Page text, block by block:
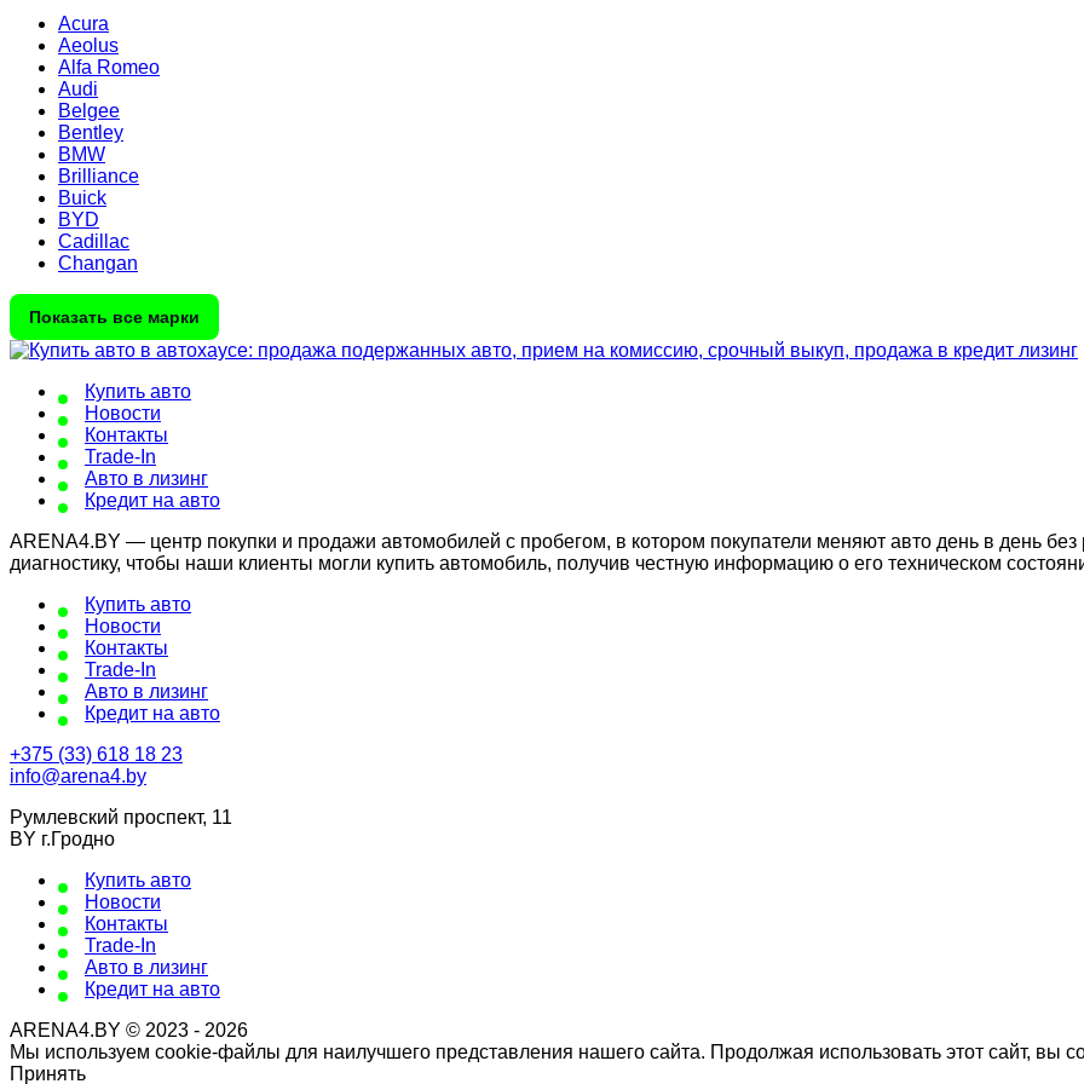
Acura
Aeolus
Alfa Romeo
Audi
Belgee
Bentley
BMW
Brilliance
Buick
BYD
Cadillac
Changan
Показать все марки
Купить авто
Новости
Контакты
Trade-In
Авто в лизинг
Кредит на авто
ARENA4.BY — центр покупки и продажи автомобилей с пробегом, в котором покупатели меняют авто день в день
диагностику, чтобы наши клиенты могли купить автомобиль, получив честную информацию о его техническом
Купить авто
Новости
Контакты
Trade-In
Авто в лизинг
Кредит на авто
+375 (33) 618 18 23
info@arena4.by
Румлевский проспект, 11
BY г.Гродно
Купить авто
Новости
Контакты
Trade-In
Авто в лизинг
Кредит на авто
ARENA4.BY © 2023 - 2026
Мы используем cookie-файлы для наилучшего представления нашего сайта. Продолжая использовать этот сайт, вы
Принять